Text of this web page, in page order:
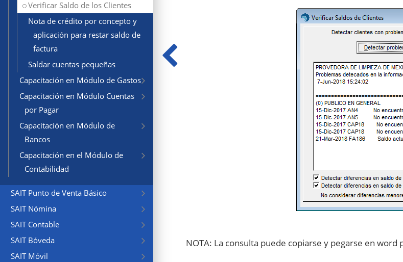
Verificar Saldo de los Clientes
Nota de crédito por concepto y
aplicación para restar saldo de
factura
Saldar cuentas pequeñas
Capacitación en Módulo de Gastos
Capacitación en Módulo Cuentas
por Pagar
Capacitación en Módulo de
Bancos
Capacitación en el Módulo de
Contabilidad
SAIT Punto de Venta Básico
SAIT Nómina
SAIT Contable
SAIT Bóveda
SAIT Móvil
NOTA: La consulta puede copiarse y pegarse en